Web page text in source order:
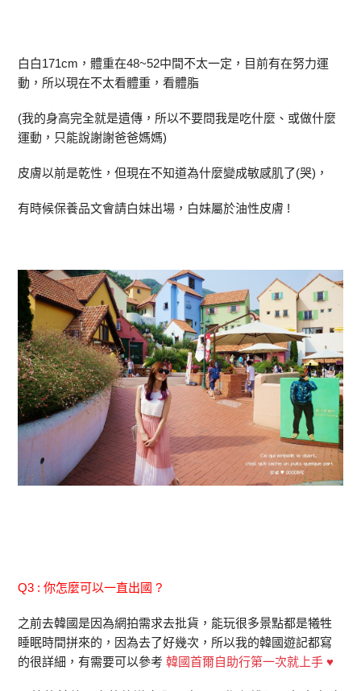
白白171cm，體重在48~52中間不太一定，目前有在努力運
動，所以現在不太看體重，看體脂
(我的身高完全就是遺傳，所以不要問我是吃什麼、或做什麼
運動，只能說謝謝爸爸媽媽)
皮膚以前是乾性，但現在不知道為什麼變成敏感肌了(哭)，
有時候保養品文會請白妹出場，白妹屬於油性皮膚 !
Q3 : 你怎麼可以一直出國 ?
之前去韓國是因為網拍需求去批貨，能玩很多景點都是犧牲
睡眠時間拼來的，因為去了好幾次，所以我的韓國遊記都寫
的很詳細，有需要可以參考韓國首爾自助行第一次就上手 ♥